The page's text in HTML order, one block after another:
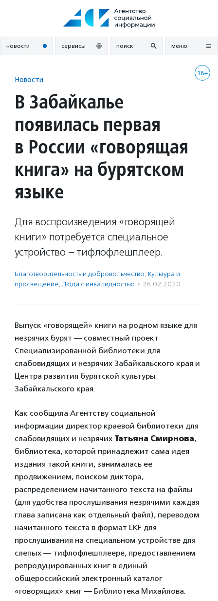
новости сервисы поиск меню
18+
Новости
В Забайкалье
появилась первая
в России «говорящая
книга» на бурятском
языке
Для воспроизведения «говорящей
книги» потребуется специальное
устройство – тифлофлешплеер.
Благотвори­тель­ность и доброволь­чест­во, Культура и
просвещение, Люди с инвалидностью · 26.02.2020
Выпуск «говорящей» книги на родном языке для
незрячих бурят — совместный проект
Специализированной библиотеки для
слабовидящих и незрячих Забайкальского края и
Центра развития бурятской культуры
Забайкальского края.
Как сообщила Агентству социальной
информации директор краевой библиотеки для
слабовидящих и незрячих Татьяна Смирнова,
библиотека, которой принадлежит сама идея
издания такой книги, занималась ее
продвижением, поиском диктора,
распределением начитанного текста на файлы
(для удобства прослушивания незрячими каждая
глава записана как отдельный файл), переводом
начитанного текста в формат LKF для
прослушивания на специальном устройстве для
слепых — тифлофлешплеере, предоставлением
репродуцированных книг в единый
общероссийский электронный каталог
«говорящих» книг — Библиотека Михайлова.